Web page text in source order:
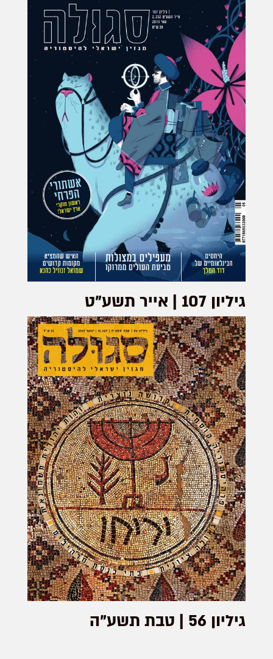
גיליון 107 | אייר תשע"ט
גיליון 56 | טבת תשע"ה